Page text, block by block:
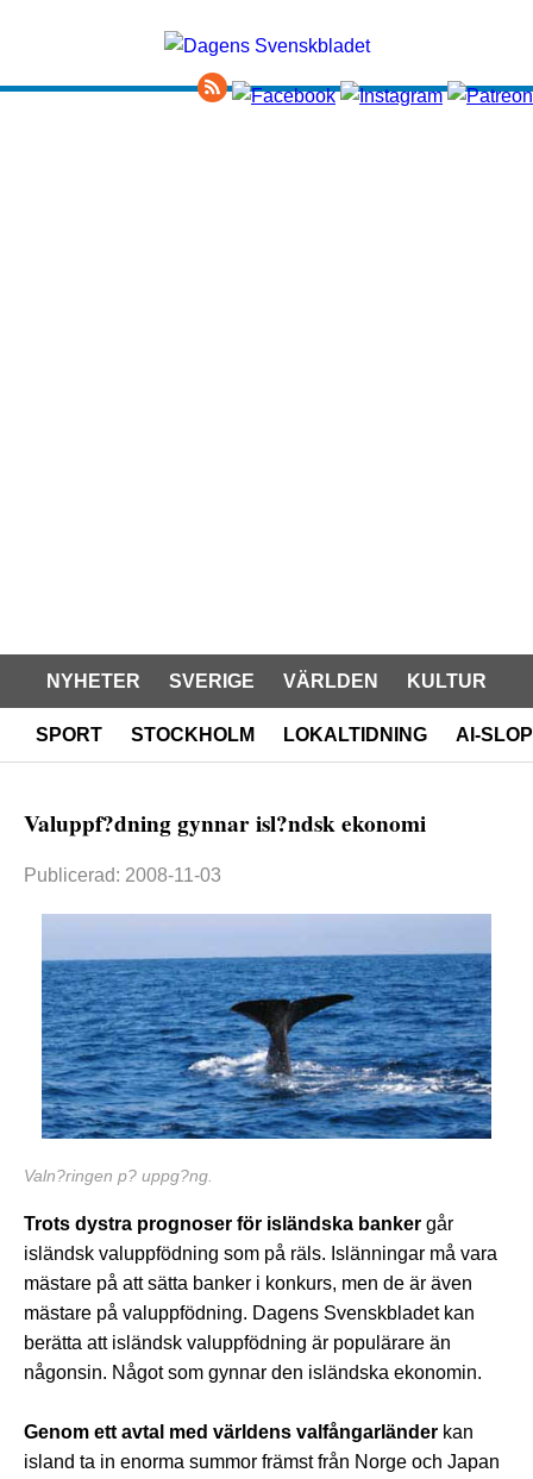
NYHETER SVERIGE VÄRLDEN KULTUR
SPORT STOCKHOLM LOKALTIDNING AI-SLOP
Valuppf?dning gynnar isl?ndsk ekonomi
Publicerad: 2008-11-03
Valn?ringen p? uppg?ng.
Trots dystra prognoser för isländska banker går
isländsk valuppfödning som på räls. Islänningar må vara
mästare på att sätta banker i konkurs, men de är även
mästare på valuppfödning. Dagens Svenskbladet kan
berätta att isländsk valuppfödning är populärare än
någonsin. Något som gynnar den isländska ekonomin.
Genom ett avtal med världens valfångarländer kan
island ta in enorma summor främst från Norge och Japan